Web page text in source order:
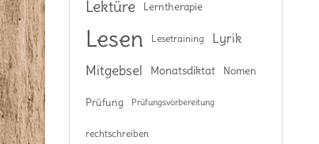
Lektüre Lerntherapie
Lesen Lesetraining Lyrik
Mitgebsel Monatsdiktat Nomen
Prüfung Prüfungsvorbereitung
rechtschreiben